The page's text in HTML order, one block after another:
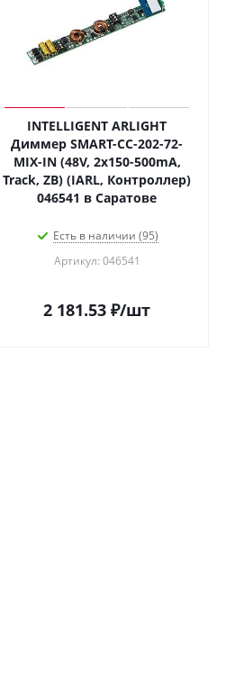
INTELLIGENT ARLIGHT
Диммер SMART-CC-202-72-
MIX-IN (48V, 2x150-500mA,
Track, ZB) (IARL, Контроллер)
046541 в Саратове
Есть в наличии (95)
Артикул: 046541
2 181.53 ₽/шт